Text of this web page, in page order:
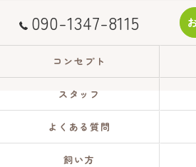
090-1347-8115
コンセプト
スタッフ
よくある質問
飼い方